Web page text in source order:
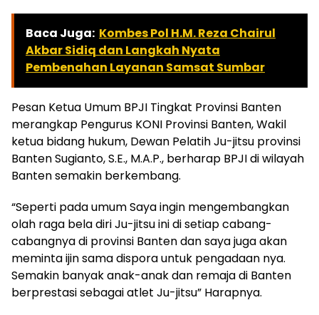
Baca Juga: Kombes Pol H.M. Reza Chairul
Akbar Sidiq dan Langkah Nyata
Pembenahan Layanan Samsat Sumbar
Pesan Ketua Umum BPJI Tingkat Provinsi Banten
merangkap Pengurus KONI Provinsi Banten, Wakil
ketua bidang hukum, Dewan Pelatih Ju-jitsu provinsi
Banten Sugianto, S.E., M.A.P., berharap BPJI di wilayah
Banten semakin berkembang.
“Seperti pada umum Saya ingin mengembangkan
olah raga bela diri Ju-jitsu ini di setiap cabang-
cabangnya di provinsi Banten dan saya juga akan
meminta ijin sama dispora untuk pengadaan nya.
Semakin banyak anak-anak dan remaja di Banten
berprestasi sebagai atlet Ju-jitsu” Harapnya.